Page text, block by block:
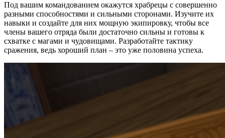
373 ₽купить
385 ₽купить
409 ₽купить
Под вашим командованием окажутся храбрецы с совершенно
разными способностями и сильными сторонами. Изучите их
навыки и создайте для них мощную экипировку, чтобы все
члены вашего отряда были достаточно сильны и готовы к
схватке с магами и чудовищами. Разработайте тактику
сражения, ведь хороший план – это уже половина успеха.